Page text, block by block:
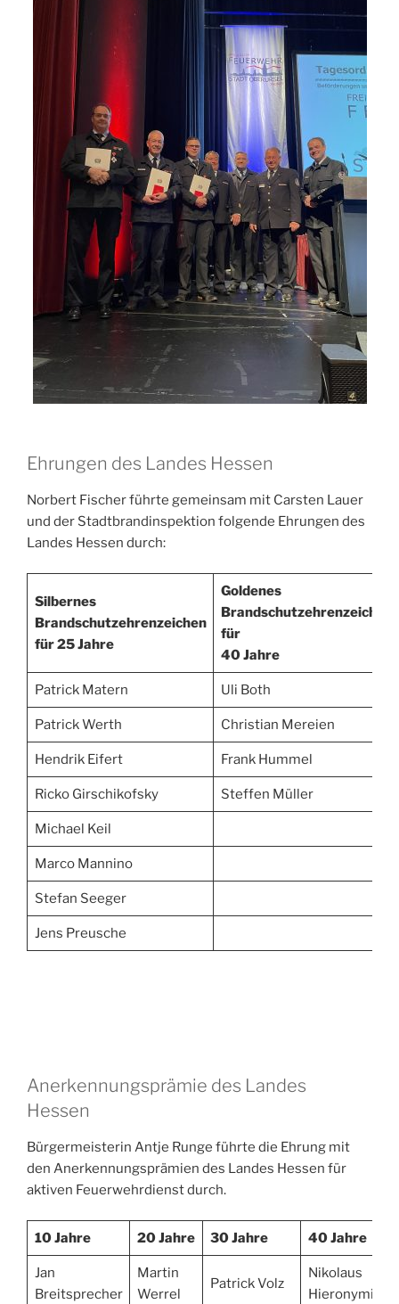
Ehrungen des Landes Hessen
Norbert Fischer führte gemeinsam mit Carsten Lauer
und der Stadtbrandinspektion folgende Ehrungen des
Landes Hessen durch:
Silbernes
Brandschutzehrenzeichen
für 25 Jahre
Goldenes
Brandschutzehrenzeichen
für
40 Jahre
Patrick Matern Uli Both
Patrick Werth Christian Mereien
Hendrik Eifert Frank Hummel
Ricko Girschikofsky Steffen Müller
Michael Keil
Marco Mannino
Stefan Seeger
Jens Preusche
Anerkennungsprämie des Landes
Hessen
Bürgermeisterin Antje Runge führte die Ehrung mit
den Anerkennungsprämien des Landes Hessen für
aktiven Feuerwehrdienst durch.
10 Jahre 20 Jahre 30 Jahre 40 Jahre
Jan
Breitsprecher
Martin
Werrel
Patrick Volz
Nikolaus
Hieronymi